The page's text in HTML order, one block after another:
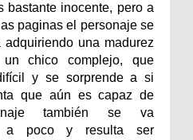
bastante inocente, pero a
paginas el personaje se
una madurez
chico complejo, que
y se sorprende a si
que aún es capaz de
también se va
a poco y resulta ser